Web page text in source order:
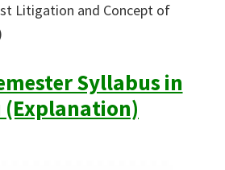
Litigation and Concept of
Syllabus in
(Explanation)